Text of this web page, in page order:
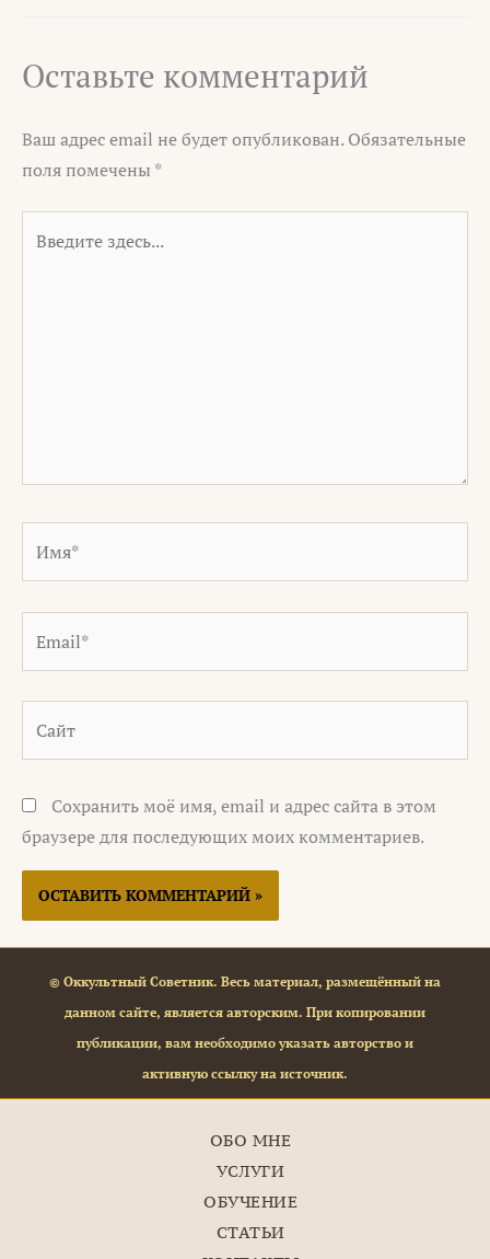
Оставьте комментарий
Ваш адрес email не будет опубликован. Обязательные
поля помечены *
здесь...
Сохранить моё имя, email и адрес сайта в этом
браузере для последующих моих комментариев.
© Оккультный Советник. Весь материал, размещённый на
данном сайте, является авторским. При копировании
публикации, вам необходимо указать авторство и
активную ссылку на источник.
ОБО МНЕ
УСЛУГИ
ОБУЧЕНИЕ
СТАТЬИ